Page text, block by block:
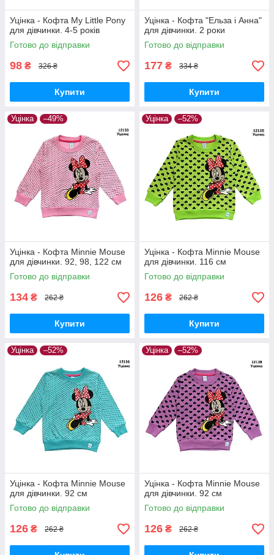
Уцінка - Кофта My Little Pony
для дівчинки. 4-5 років
Готово до відправки
98 ₴ 326 ₴
Купити
Уцінка - Кофта "Ельза і Анна"
для дівчинки. 2 роки
Готово до відправки
177 ₴ 334 ₴
Купити
Уцінка –49%
Уцінка - Кофта Minnie Mouse
для дівчинки. 92, 98, 122 см
Готово до відправки
134 ₴ 262 ₴
Купити
Уцінка –52%
Уцінка - Кофта Minnie Mouse
для дівчинки. 116 см
Готово до відправки
126 ₴ 262 ₴
Купити
Уцінка –52%
Уцінка - Кофта Minnie Mouse
для дівчинки. 92 см
Готово до відправки
126 ₴ 262 ₴
Уцінка –52%
Уцінка - Кофта Minnie Mouse
для дівчинки. 92 см
Готово до відправки
126 ₴ 262 ₴